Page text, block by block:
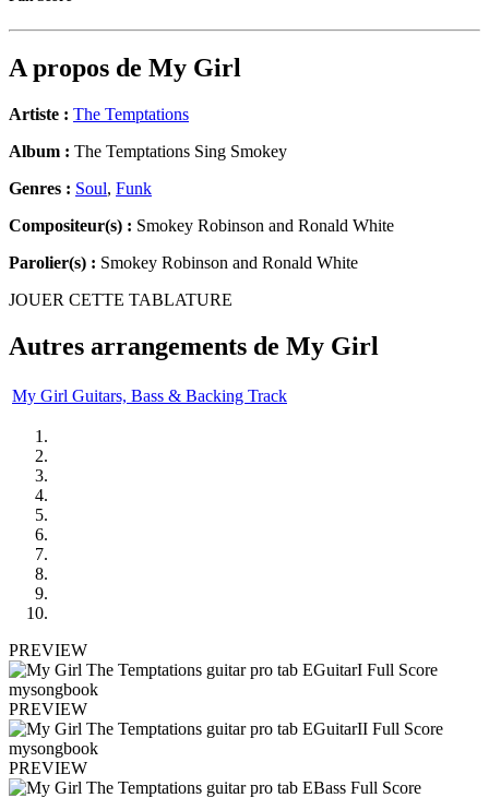
A propos de My Girl
Artiste : The Temptations
Album : The Temptations Sing Smokey
Genres : Soul, Funk
Compositeur(s) : Smokey Robinson and Ronald White
Parolier(s) : Smokey Robinson and Ronald White
JOUER CETTE TABLATURE
Autres arrangements de My Girl
My Girl Guitars, Bass & Backing Track
PREVIEW
PREVIEW
PREVIEW